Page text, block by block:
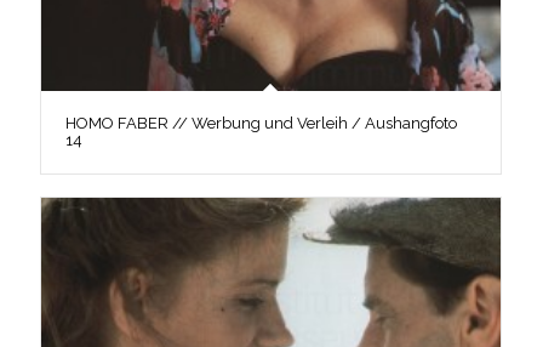
HOMO FABER // Werbung und Verleih / Aushangfoto
14